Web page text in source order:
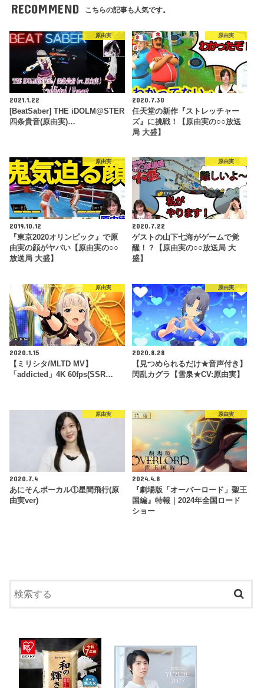
RECOMMEND こちらの記事も人気です。
原由実
2021.1.22
[BeatSaber] THE iDOLM@STER
四条貴音(原由実)…
原由実
2020.7.30
任天堂の新作『ストレッチャー
ズ』に挑戦！【原由実の○○放送
局 大盛】
原由実
2019.10.12
『東京2020オリンピック』で原
由実の顔がヤバい【原由実の○○
放送局 大盛】
原由実
2020.7.22
ゲストの山下七海がゲームで覚
醒！？【原由実の○○放送局 大
盛】
原由実
2020.1.15
【ミリシタ/MLTD MV】
「addicted」4K 60fps(SSR…
原由実
2020.8.28
【見つめられるだけ★音声付き】
閃乱カグラ【雪泉★CV:原由実】
原由実
2020.7.4
あにそんボーカル①星間飛行(原
由実ver)
原由実
2024.4.8
『劇場版「オーバーロード」聖王
国編』特報｜2024年全国ロード
ショー